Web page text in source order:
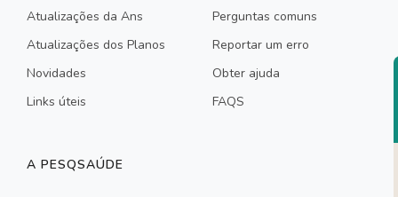
Atualizações da Ans
Atualizações dos Planos
Novidades
Links úteis
Perguntas comuns
Reportar um erro
Obter ajuda
FAQS
A PESQSAÚDE